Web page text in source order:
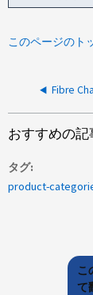
このページのト
おすすめの記
タグ
product-
こ
て